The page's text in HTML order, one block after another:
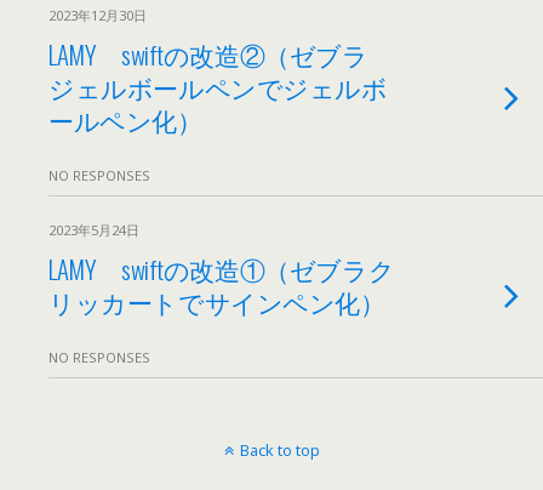
2023年12月30日
LAMY swiftの改造②（ゼブラ
ジェルボールペンでジェルボ
ールペン化）
NO RESPONSES
2023年5月24日
LAMY swiftの改造①（ゼブラク
リッカートでサインペン化）
NO RESPONSES
Back to top